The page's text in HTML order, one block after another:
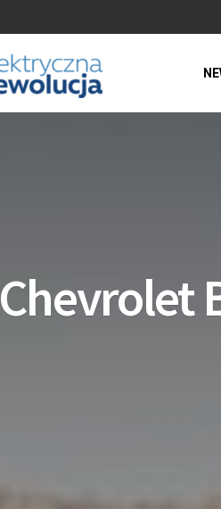
Chevrolet